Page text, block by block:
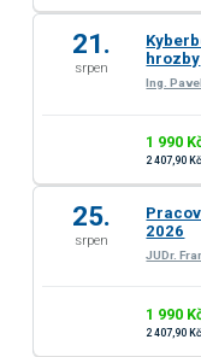
21.
srpen
hrozby
Ing.
1 990
2 407,90
25.
srpen
2026
JUDr.
1 990
2 407,90